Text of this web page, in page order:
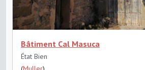
Bâtiment Cal Masuca
État Bien